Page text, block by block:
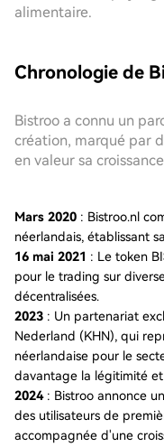
alimentaire.
Chronologie de
Bistroo a connu un
création, marqué par
en valeur sa
Mars 2020 : Bistroo.nl
néerlandais, établissant
16 mai 2021 : Le token
pour le trading sur
décentralisées.
2023 : Un partenariat
Nederland (KHN), qui
néerlandaise pour le
davantage la légitimité
2024: Bistroo annonce
des utilisateurs de
accompagnée d'une